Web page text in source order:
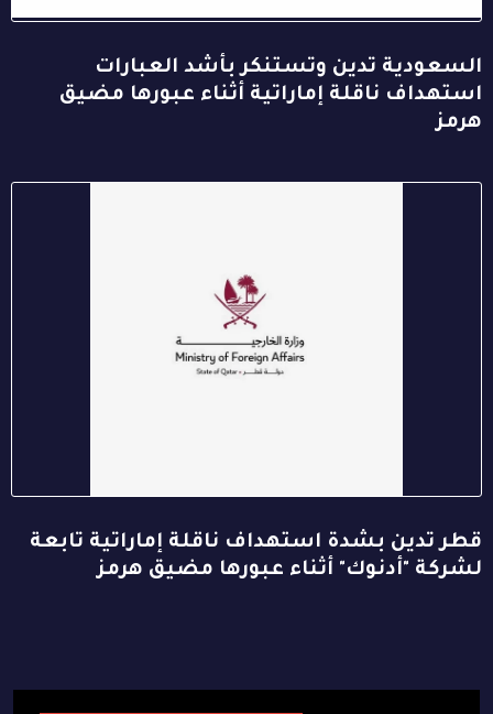
السعودية تدين وتستنكر بأشد العبارات
استهداف ناقلة إماراتية أثناء عبورها مضيق
هرمز
قطر تدين بشدة استهداف ناقلة إماراتية تابعة
لشركة "أدنوك" أثناء عبورها مضيق هرمز